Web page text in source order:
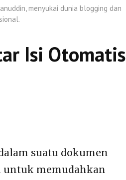
menyukai dunia blogging dan
Isi Otomatis
suatu dokumen
untuk memudahkan